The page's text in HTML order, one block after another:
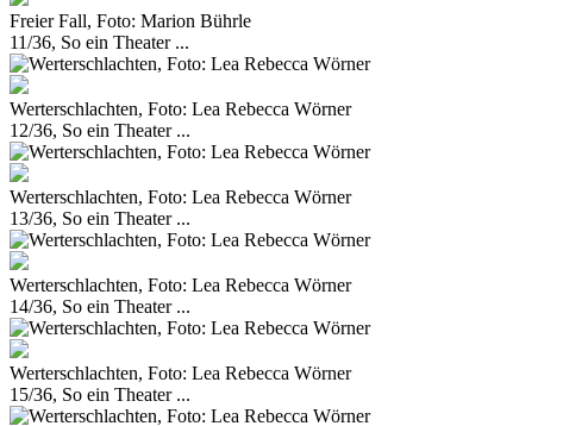
Freier Fall, Foto: Marion Bührle
11/36, So ein Theater ...
Werterschlachten, Foto: Lea Rebecca Wörner
12/36, So ein Theater ...
Werterschlachten, Foto: Lea Rebecca Wörner
13/36, So ein Theater ...
Werterschlachten, Foto: Lea Rebecca Wörner
14/36, So ein Theater ...
Werterschlachten, Foto: Lea Rebecca Wörner
15/36, So ein Theater ...